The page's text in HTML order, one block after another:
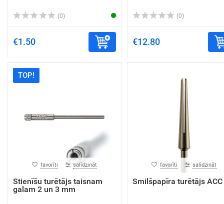
(0)
€1.50
(0)
€12.80
TOP!
favorīti salīdzināt
Stienīšu turētājs taisnam
galam 2 un 3 mm
favorīti salīdzināt
Smilšpapīra turētājs ACC